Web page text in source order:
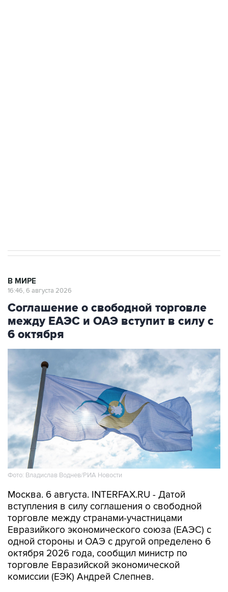
В МИРЕ
16:46, 6 августа 2026
Соглашение о свободной торговле
между ЕАЭС и ОАЭ вступит в силу с
6 октября
Фото: Владислав Воднев/РИА Новости
Москва. 6 августа. INTERFAX.RU - Датой
вступления в силу соглашения о свободной
торговле между странами-участницами
Евразийкого экономического союза (ЕАЭС) с
одной стороны и ОАЭ с другой определено 6
октября 2026 года, сообщил министр по
торговле Евразийской экономической
комиссии (ЕЭК) Андрей Слепнев.